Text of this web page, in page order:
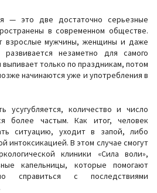
— это две достаточно серьезные
в современном обществе.
взрослые мужчины, женщины и даже
развивается незаметно для самого
выпивает только по праздникам, потом
начинаются уже и употребления в
усугубляется, количество и число
более частым. Как итог, человек
ситуацию, уходит в запой, либо
интоксикацией. В этом случае смогут
клиники «Сила воли»,
капельницы, которые помогают
справиться с последствиями